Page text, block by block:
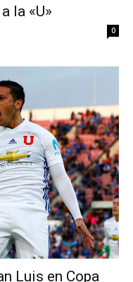
la «U»
0
Luis en Copa